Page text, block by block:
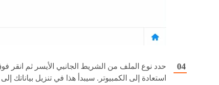
حدد نوع الملف من الشريط الجانبي الأيسر ثم انقر
استعادة إلى الكمبيوتر. سيبدأ هذا في تنزيل بياناتك إلى